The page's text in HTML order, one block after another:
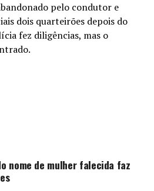
pelo condutor e
dois quarteirões depois do
fez diligências, mas o
nome de mulher falecida faz